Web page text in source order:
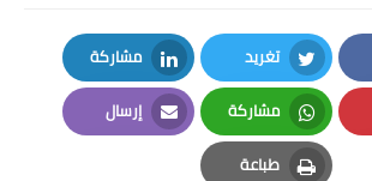
تغريد
Twitter
مشاركة
LinkedIn
مشاركة
Whatsapp
إرسال
Email
طباعة